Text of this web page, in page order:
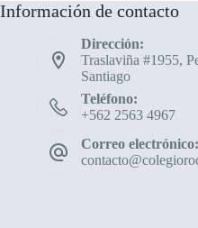
Información de contacto
Dirección:
Traslaviña #1955,
Santiago
Teléfono:
+562 2563 4967
Correo electrónico: